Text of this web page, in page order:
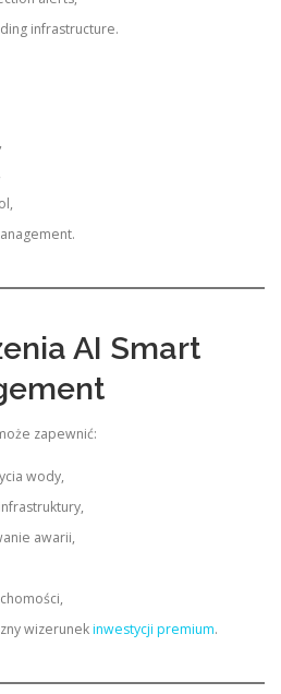
infrastructure.
AI Smart
zapewnić:
wody,
awarii,
wizerunekinwestycji premium.